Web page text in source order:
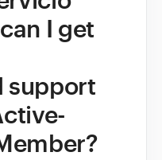
I get
support